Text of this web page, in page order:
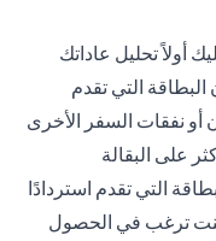
أولاً تحليل عاداتك
البطاقة التي تقدم
نفقات السفر الأخرى
على البقالة
التي تقدم استردادًا
كنت ترغب في الحصول